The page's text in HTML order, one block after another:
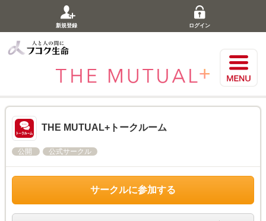
新規登録 ログイン
THE MUTUAL+トークルーム
公開 公式サークル
サークルに参加する